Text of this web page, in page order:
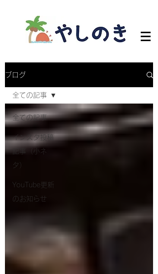
ブログ
全ての記事
インスタ投稿
記事（小ネ
タ）
YouTube更新
のお知らせ
全ての記事